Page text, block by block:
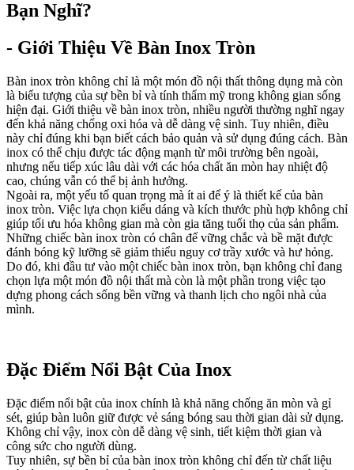
Bạn Nghĩ?
- Giới Thiệu Về Bàn Inox Tròn
Bàn inox tròn không chỉ là một món đồ nội thất thông dụng mà còn
là biểu tượng của sự bền bỉ và tính thẩm mỹ trong không gian sống
hiện đại. Giới thiệu về bàn inox tròn, nhiều người thường nghĩ ngay
đến khả năng chống oxi hóa và dễ dàng vệ sinh. Tuy nhiên, điều
này chỉ đúng khi bạn biết cách bảo quản và sử dụng đúng cách. Bàn
inox có thể chịu được tác động mạnh từ môi trường bên ngoài,
nhưng nếu tiếp xúc lâu dài với các hóa chất ăn mòn hay nhiệt độ
cao, chúng vẫn có thể bị ảnh hưởng.
Ngoài ra, một yếu tố quan trọng mà ít ai để ý là thiết kế của bàn
inox tròn. Việc lựa chọn kiểu dáng và kích thước phù hợp không chỉ
giúp tối ưu hóa không gian mà còn gia tăng tuổi thọ của sản phẩm.
Những chiếc bàn inox tròn có chân đế vững chắc và bề mặt được
đánh bóng kỹ lưỡng sẽ giảm thiểu nguy cơ trầy xước và hư hỏng.
Do đó, khi đầu tư vào một chiếc bàn inox tròn, bạn không chỉ đang
chọn lựa một món đồ nội thất mà còn là một phần trong việc tạo
dựng phong cách sống bền vững và thanh lịch cho ngôi nhà của
mình.
Đặc Điểm Nổi Bật Của Inox
Đặc điểm nổi bật của inox chính là khả năng chống ăn mòn và gỉ
sét, giúp bàn luôn giữ được vẻ sáng bóng sau thời gian dài sử dụng.
Không chỉ vậy, inox còn dễ dàng vệ sinh, tiết kiệm thời gian và
công sức cho người dùng.
Tuy nhiên, sự bền bỉ của bàn inox tròn không chỉ đến từ chất liệu